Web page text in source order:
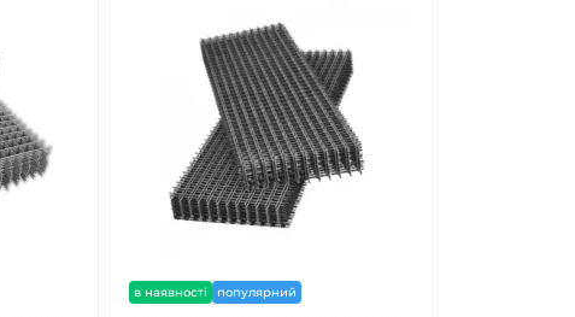
в наявності популярний